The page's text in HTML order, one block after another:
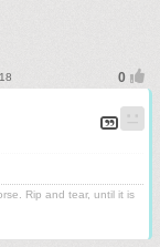
Rip and tear, until it is